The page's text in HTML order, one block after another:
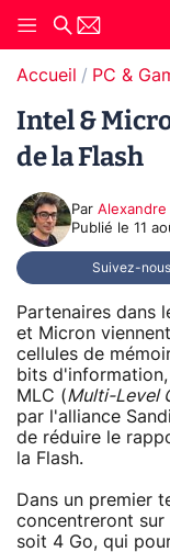
Accueil PC &
Intel &
de la Flash
Par
Publié le 11
Suivez-nous
Partenaires dans
et Micron
cellules de
bits
MLC (Multi-Level
par l'alliance
de réduire le
la Flash.
Dans un premier
concentreront
soit 4 Go, qui